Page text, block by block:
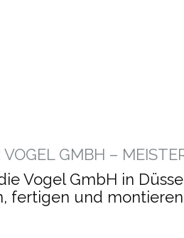
GMBH –
Vogel GmbH in
fertigen und